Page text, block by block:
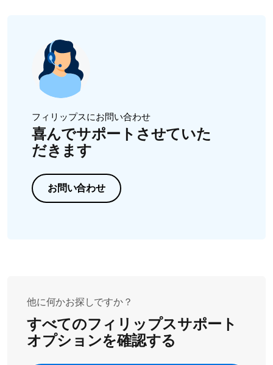
フィリップスにお問い合わせ
喜んでサポートさせていた
だきます
お問い合わせ
他に何かお探しですか？
すべてのフィリップスサポート
オプションを確認する